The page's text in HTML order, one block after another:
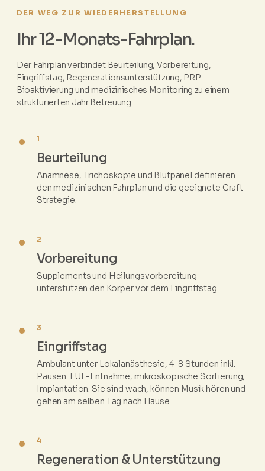
DER WEG ZUR WIEDERHERSTELLUNG
Ihr 12-Monats-Fahrplan.
Der Fahrplan verbindet Beurteilung, Vorbereitung,
Eingriffstag, Regenerationsunterstützung, PRP-
Bioaktivierung und medizinisches Monitoring zu einem
strukturierten Jahr Betreuung.
1
Beurteilung
Anamnese, Trichoskopie und Blutpanel definieren
den medizinischen Fahrplan und die geeignete Graft-
Strategie.
2
Vorbereitung
Supplements und Heilungsvorbereitung
unterstützen den Körper vor dem Eingriffstag.
3
Eingriffstag
Ambulant unter Lokalanästhesie, 4–8 Stunden inkl.
Pausen. FUE-Entnahme, mikroskopische Sortierung,
Implantation. Sie sind wach, können Musik hören und
gehen am selben Tag nach Hause.
4
Regeneration & Unterstützung